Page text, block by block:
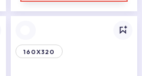
160X320